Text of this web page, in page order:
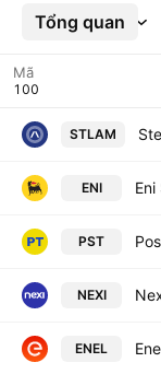
Tổng quan
Xem thêm
Mã
STLAM
ENI
PST
NEXI
ENEL